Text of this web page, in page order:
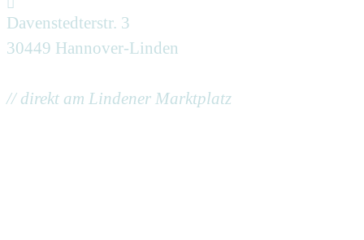
Davenstedterstr. 3
30449 Hannover-Linden
// direkt am Lindener Marktplatz